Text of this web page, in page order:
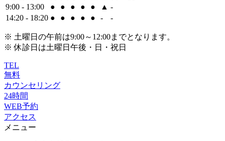
9:00 - 13:00
● ● ● ● ● ▲ -
14:20 - 18:20 ● ● ● ● ● - -
※ 土曜日の午前は9:00～12:00までとなります。
※ 休診日は土曜日午後・日・祝日
TEL
無料
カウンセリング
24時間
WEB予約
アクセス
メニュー